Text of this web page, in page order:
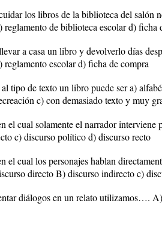
los libros de la biblioteca del salón
de biblioteca escolar d) ficha
a casa un libro y devolverlo días
escolar d) ficha de compra
tipo de texto un libro puede ser a)
c) con demasiado texto y muy
el cual solamente el narrador
c) discurso político d) discurso recto
el cual los personajes hablan
directo B) discurso indirecto c)
diálogos en un relato utilizamos….